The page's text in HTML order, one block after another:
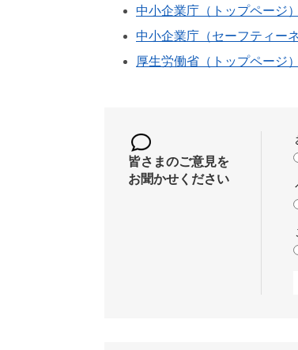
中小企業庁（トップページ）
中小企業庁（セーフティー
厚生労働省（トップページ）
皆さまのご意見を
お聞かせください